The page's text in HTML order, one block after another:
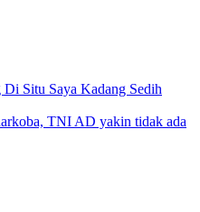
Di Situ Saya Kadang Sedih
TNI AD yakin tidak ada